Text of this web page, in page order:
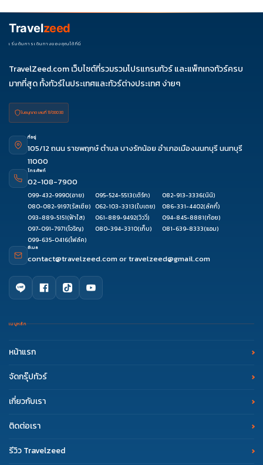
พ.ย. 69
01-05
03-
04-
05-
07-11
10-14
24-28
25-29
26-
30
28-
02
29-
Travelzeed
เริ่มต้นการเดินทางของคุณได้ที่นี่
TravelZeed.com เว็บไซต์ที่รวมรวมโปรแกรมทัวร์ และแพ็กเกจทัวร์ครบ
มากที่สุด ทั้งทัวร์ในประเทศและทัวร์ต่างประเทศ ง่ายๆ
ใบอนุญาต เลขที่ 11/08038
ที่อยู่
105/12 ถนน ราชพฤกษ์ ตำบล บางรักน้อย อำเภอเมืองนนทบุรี นนทบุรี
11000
โทรศัพท์
02-108-7900
099-432-9990(อาย) 095-524-5513(เติร์ก) 082-913-3336(นินิ)
080-082-9197(รัสเซีย) 062-103-3313(ใบเตย) 086-331-4402(ลัคกี้)
093-889-5151(ฟ้าใส) 061-889-9492(วิววี่) 094-845-8881(ก้อย)
097-091-7971(โจริญ) 080-394-3310(เก็บ) 081-639-8333(แอม)
099-635-0416(โฟล์ค)
อีเมล
contact@travelzeed.comortravelzeed@gmail.com
เมนูหลัก
หน้าแรก
จัดกรุ๊ปทัวร์
เกี่ยวกับเรา
ติดต่อเรา
รีวิว Travelzeed